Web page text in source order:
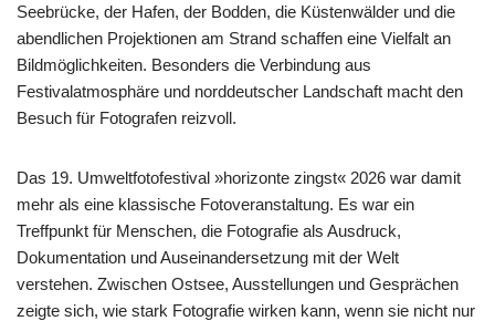
Seebrücke, der Hafen, der Bodden, die Küstenwälder und die
abendlichen Projektionen am Strand schaffen eine Vielfalt an
Bildmöglichkeiten. Besonders die Verbindung aus
Festivalatmosphäre und norddeutscher Landschaft macht den
Besuch für Fotografen reizvoll.
Das 19. Umweltfotofestival »horizonte zingst« 2026 war damit
mehr als eine klassische Fotoveranstaltung. Es war ein
Treffpunkt für Menschen, die Fotografie als Ausdruck,
Dokumentation und Auseinandersetzung mit der Welt
verstehen. Zwischen Ostsee, Ausstellungen und Gesprächen
zeigte sich, wie stark Fotografie wirken kann, wenn sie nicht nur